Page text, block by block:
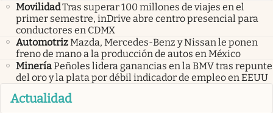
MovilidadTras superar 100 millones de viajes en el
primer semestre, inDrive abre centro presencial para
conductores en CDMX
AutomotrizMazda, Mercedes-Benz y Nissan le ponen
freno de mano a la producción de autos en México
MineríaPeñoles lidera ganancias en la BMV tras repunte
del oro y la plata por débil indicador de empleo en EEUU
Actualidad